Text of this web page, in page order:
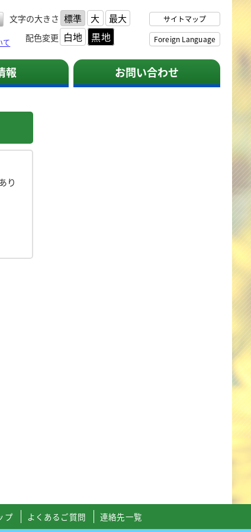
文字の大きさ 標準 大 最大
配色変更 白地 黒地
サイトマップ
Foreign Language
て
報 お問い合わせ
り
プ よくあるご質問 連絡先一覧